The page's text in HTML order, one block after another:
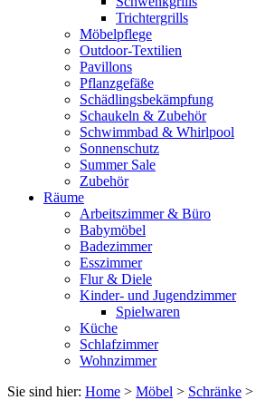
Trichtergrills
Möbelpflege
Outdoor-Textilien
Pavillons
Pflanzgefäße
Schädlingsbekämpfung
Schaukeln & Zubehör
Schwimmbad & Whirlpool
Sonnenschutz
Summer Sale
Zubehör
Räume
Arbeitszimmer & Büro
Babymöbel
Badezimmer
Esszimmer
Flur & Diele
Kinder- und Jugendzimmer
Spielwaren
Küche
Schlafzimmer
Wohnzimmer
Sie sind hier: Home > Möbel > Schränke >